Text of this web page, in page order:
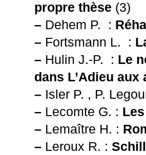
propre thèse (3)
– Dehem P. :
– Fortsmann L. :
– Hulin J.-P. : Le
dans L’Adieu aux
– Isler P. , P.
– Lecomte G. :
– Lemaître H. :
– Leroux R. :